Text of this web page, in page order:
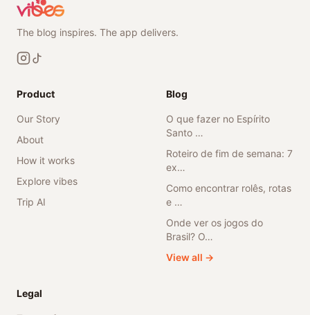
The blog inspires. The app delivers.
Product
Our Story
About
How it works
Explore vibes
Trip AI
Blog
O que fazer no Espírito
Santo …
Roteiro de fim de semana: 7
ex…
Como encontrar rolês, rotas
e …
Onde ver os jogos do
Brasil? O…
View all →
Legal